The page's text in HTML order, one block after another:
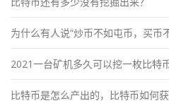
为什么有人说“炒币不如屯币，买币
2021一台矿机多久可以挖一枚比特
比特币是怎么产出的，比特币如何获